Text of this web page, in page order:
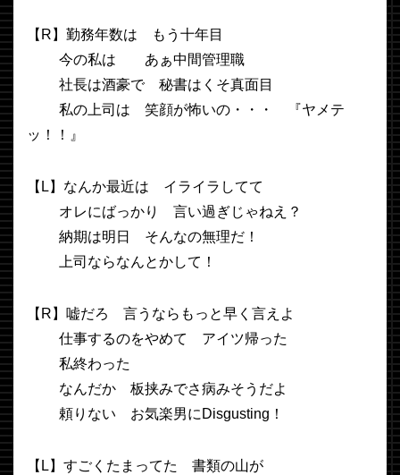
【R】勤務年数は もう十年目
今の私は あぁ中間管理職
社長は酒豪で 秘書はくそ真面目
私の上司は 笑顔が怖いの・・・ 『ヤメテ
ッ！！』
【L】なんか最近は イライラしてて
オレにばっかり 言い過ぎじゃねえ？
納期は明日 そんなの無理だ！
上司ならなんとかして！
【R】嘘だろ 言うならもっと早く言えよ
仕事するのをやめて アイツ帰った
私終わった
なんだか 板挟みでさ病みそうだよ
頼りない お気楽男にDisgusting！
【L】すごくたまってた 書類の山が